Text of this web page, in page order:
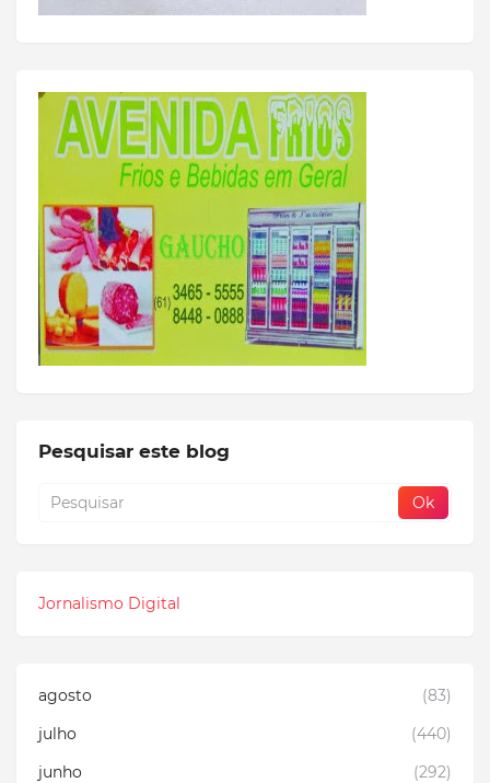
Pesquisar este blog
Jornalismo Digital
agosto
(83)
julho
(440)
junho
(292)